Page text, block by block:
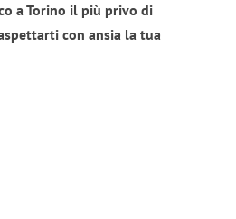
a Torino il più privo di
con ansia la tua